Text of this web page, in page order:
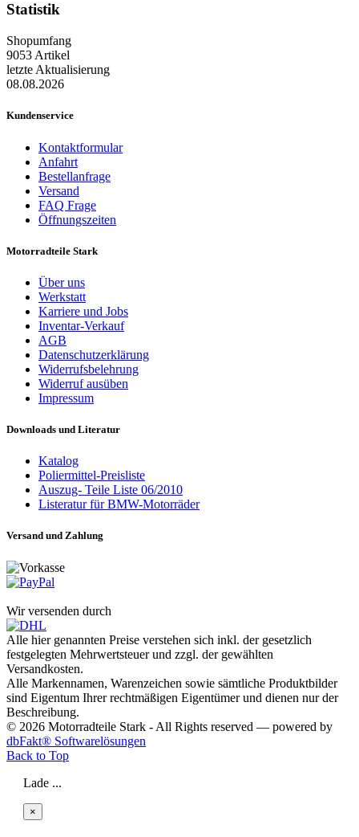
Statistik
Shopumfang
9053 Artikel
letzte Aktualisierung
08.08.2026
Kundenservice
Kontaktformular
Anfahrt
Bestellanfrage
Versand
FAQ Frage
Öffnungszeiten
Motorradteile Stark
Über uns
Werkstatt
Karriere und Jobs
Inventar-Verkauf
AGB
Datenschutzerklärung
Widerrufsbelehrung
Widerruf ausüben
Impressum
Downloads und Literatur
Katalog
Poliermittel-Preisliste
Auszug- Teile Liste 06/2010
Listeratur für BMW-Motorräder
Versand und Zahlung
Wir versenden durch
Alle hier genannten Preise verstehen sich inkl. der gesetzlich
festgelegten Mehrwertsteuer und zzgl. der gewählten
Versandkosten.
Alle Markennamen, Warenzeichen sowie sämtliche Produktbilder
sind Eigentum Ihrer rechtmäßigen Eigentümer und dienen nur der
Beschreibung.
© 2026 Motorradteile Stark - All Rights reserved — powered by
dbFakt® Softwarelösungen
Back to Top
Lade ...
×